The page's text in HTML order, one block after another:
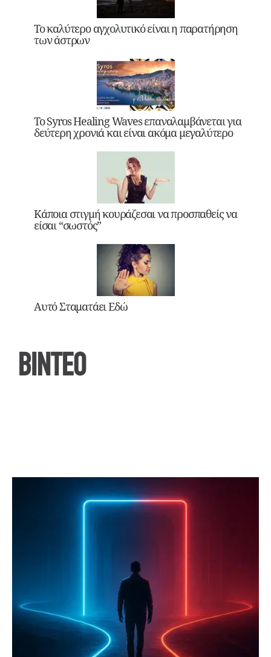
Το καλύτερο αγχολυτικό είναι η παρατήρηση
των άστρων
Το Syros Healing Waves επαναλαμβάνεται για
δεύτερη χρονιά και είναι ακόμα μεγαλύτερο
Κάποια στιγμή κουράζεσαι να προσπαθείς να
είσαι “σωστός”
Αυτό Σταματάει Εδώ
ΒΙΝΤΕΟ